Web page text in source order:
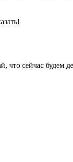
что сейчас будем